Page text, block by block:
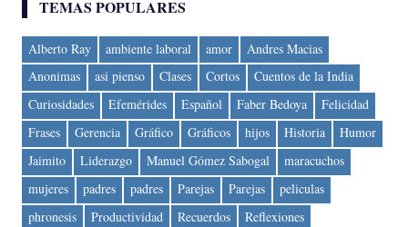
TEMAS POPULARES
Alberto Ray ambiente laboral amor
Andres Macias
Anonimas
asi pienso Clases Cortos
Cuentos de la India
Curiosidades
Efemérides Español Faber Bedoya
Felicidad
Frases
Gerencia Gráfico Gráficos hijos Historia
Humor
Jaimito
Liderazgo Manuel Gómez Sabogal
maracuchos
mujeres
padres padres Parejas Parejas
peliculas
phronesis
Productividad Recuerdos
Reflexiones